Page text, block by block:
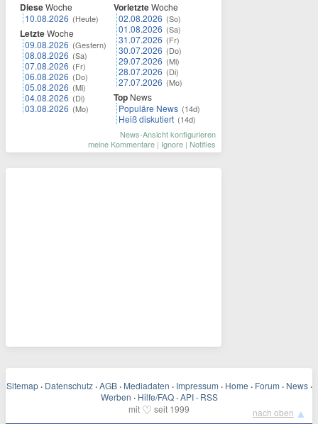
DieseWoche
10.08.2026 (Heute)
LetzteWoche
09.08.2026 (Gestern)
08.08.2026 (Sa)
07.08.2026 (Fr)
06.08.2026 (Do)
05.08.2026 (Mi)
04.08.2026 (Di)
03.08.2026 (Mo)
VorletzteWoche
02.08.2026 (So)
01.08.2026 (Sa)
31.07.2026 (Fr)
30.07.2026 (Do)
29.07.2026 (Mi)
28.07.2026 (Di)
27.07.2026 (Mo)
Top News
Populäre News (14d)
Heiß diskutiert (14d)
News-Ansicht konfigurieren
meine Kommentare | Ignore | Notifies
Sitemap · Datenschutz · AGB · Mediadaten · Impressum · Home · Forum · News ·
Werben · Hilfe/FAQ · API · RSS
mit ♡ seit 1999 nach oben ▲